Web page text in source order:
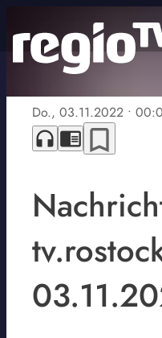
Do., 03.11.2022 •
headphones chrome_reader_mode bookmark_border